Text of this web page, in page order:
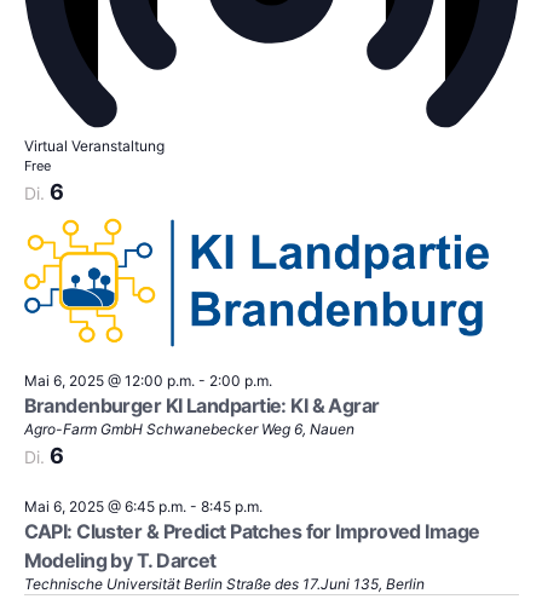
Virtual Veranstaltung
Free
Di. 6
Mai 6, 2025 @ 12:00 p.m. - 2:00 p.m.
Brandenburger KI Landpartie: KI & Agrar
Agro-Farm GmbH Schwanebecker Weg 6, Nauen
Di. 6
Mai 6, 2025 @ 6:45 p.m. - 8:45 p.m.
CAPI: Cluster & Predict Patches for Improved Image
Modeling by T. Darcet
Technische Universität Berlin Straße des 17.Juni 135, Berlin